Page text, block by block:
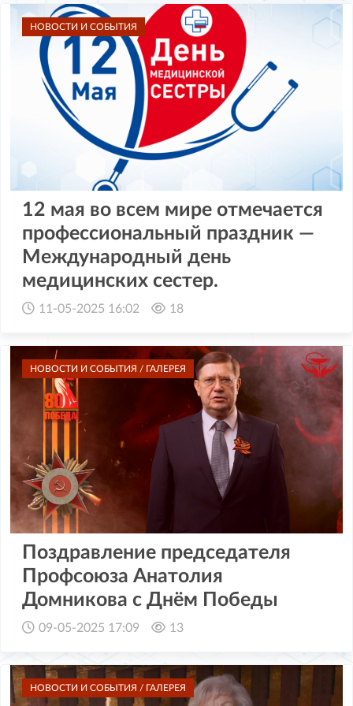
НОВОСТИ И СОБЫТИЯ
12 мая во всем мире отмечается
профессиональный праздник —
Международный день
медицинских сестер.
11-05-2025 16:02 18
НОВОСТИ И СОБЫТИЯ / ГАЛЕРЕЯ
Поздравление председателя
Профсоюза Анатолия
Домникова с Днём Победы
09-05-2025 17:09 13
НОВОСТИ И СОБЫТИЯ / ГАЛЕРЕЯ